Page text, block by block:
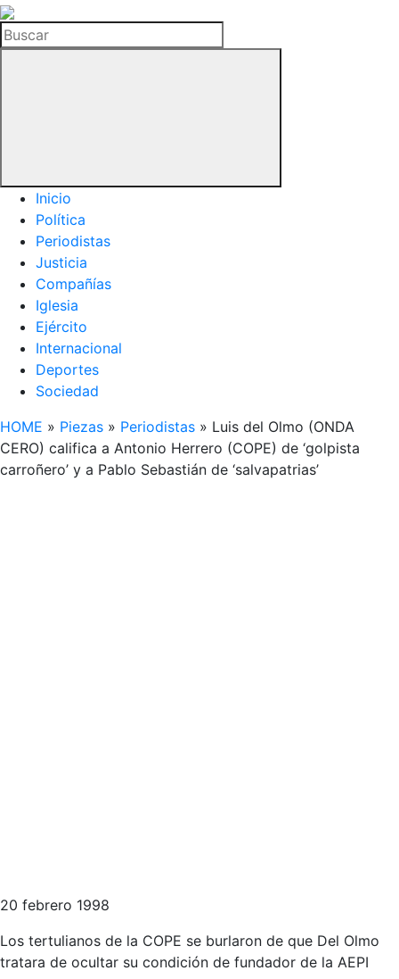
La
Hemeroteca
del
Buscar
Inicio
Política
Periodistas
Justicia
Compañías
Iglesia
Ejército
Internacional
Deportes
Sociedad
HOME » Piezas » Periodistas » Luis del Olmo (ONDA
CERO) califica a Antonio Herrero (COPE) de ‘golpista
carroñero’ y a Pablo Sebastián de ‘salvapatrias’
20 febrero 1998
Los tertulianos de la COPE se burlaron de que Del Olmo
tratara de ocultar su condición de fundador de la AEPI